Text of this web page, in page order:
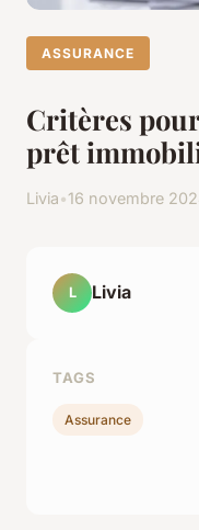
ASSURANCE
Critères
prêt
Livia•16 novembre
L Livia
TAGS
Assurance